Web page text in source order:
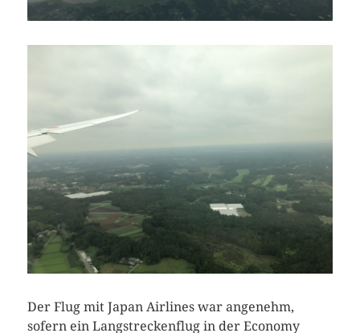
Der Flug mit Japan Airlines war angenehm,
sofern ein Langstreckenflug in der Economy